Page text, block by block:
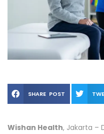
SHARE POST
Wishan Health, Jakarta –